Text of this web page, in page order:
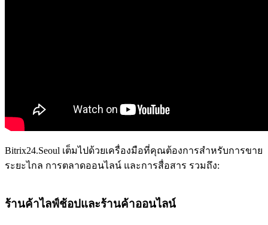
Bitrix24.Seoul เต็มไปด้วยเครื่องมือที่คุณต้องการสำหรับการขาย
ระยะไกล การตลาดออนไลน์ และการสื่อสาร รวมถึง:
ร้านค้าไลฟ์ช้อปและร้านค้าออนไลน์